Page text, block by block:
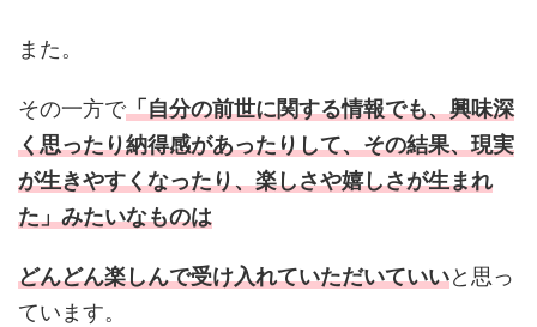
また。
その一方で「自分の前世に関する情報でも、興味深
く思ったり納得感があったりして、その結果、現実
が生きやすくなったり、楽しさや嬉しさが生まれ
た」みたいなものは
どんどん楽しんで受け入れていただいていいと思っ
ています。